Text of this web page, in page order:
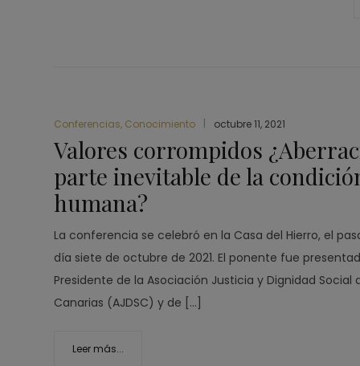
Conferencias, Conocimiento octubre 11, 2021
Valores corrompidos
parte inevitable de la
humana?
La conferencia se celebró en la Casa del Hierro, el
día siete de octubre de 2021. El ponente fue
Presidente de la Asociación Justicia y Dignidad Social
Canarias (AJDSC) y de […]
Leer más...